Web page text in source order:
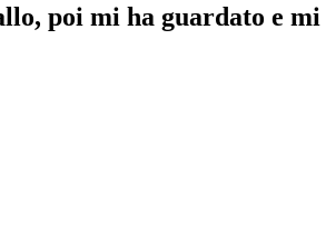
poi mi ha guardato e